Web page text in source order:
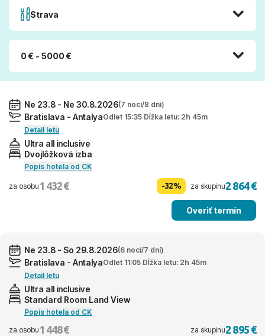
Strava
0 € - 5000 €
Ne 23.8 - Ne 30.8.2026(7 nocí/8 dní)
Bratislava - AntalyaOdlet 15:35 Dĺžka letu: 2h 45m
Detail letu
Ultra all inclusive
Dvojlôžková izba
Popis hotela od CK
za osobu 1 432 € -32% za skupinu2 864 €
Overiť termín
Ne 23.8 - So 29.8.2026(6 nocí/7 dní)
Bratislava - AntalyaOdlet 11:05 Dĺžka letu: 2h 45m
Detail letu
Ultra all inclusive
Standard Room Land View
Popis hotela od CK
za osobu 1 448 € za skupinu2 895 €